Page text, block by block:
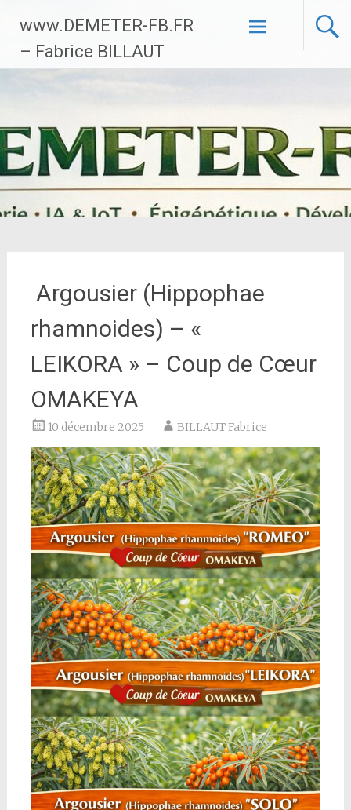
contenu
principal
www.DEMETER-FB.FR
– Fabrice BILLAUT
Argousier (Hippophae
rhamnoides) – «
LEIKORA » – Coup de Cœur
OMAKEYA
10 décembre 2025 BILLAUT Fabrice